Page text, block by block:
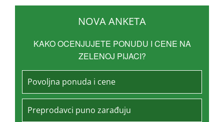
NOVA ANKETA
KAKO OCENJUJETE PONUDU I CENE NA
ZELENOJ PIJACI?
Povoljna ponuda i cene
Preprodavci puno zarađuju